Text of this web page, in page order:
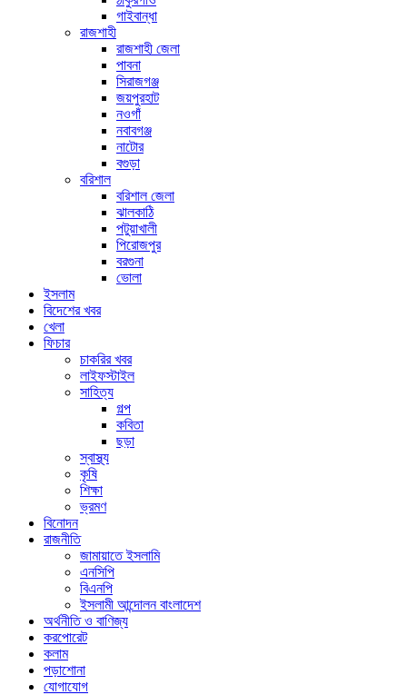
গাইবান্ধা
রাজশাহী
রাজশাহী জেলা
পাবনা
সিরাজগঞ্জ
জয়পুরহাট
নওগাঁ
নবাবগঞ্জ
নাটোর
বগুড়া
বরিশাল
বরিশাল জেলা
ঝালকাঠি
পটুয়াখালী
পিরোজপুর
বরগুনা
ভোলা
ইসলাম
বিদেশের খবর
খেলা
ফিচার
চাকরির খবর
লাইফস্টাইল
সাহিত্য
গল্প
কবিতা
ছড়া
স্বাস্থ্য
কৃষি
শিক্ষা
ভ্রমণ
বিনোদন
রাজনীতি
জামায়াতে ইসলামি
এনসিপি
বিএনপি
ইসলামী আন্দোলন বাংলাদেশ
অর্থনীতি ও বাণিজ্য
করপোরেট
কলাম
পড়াশোনা
যোগাযোগ